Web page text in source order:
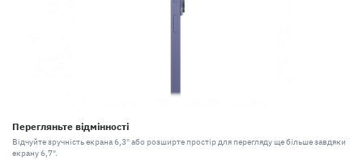
Перегляньте відмінності
Відчуйте зручність екрана 6,3" або розширте простір для перегляду ще більше завдяки
екрану 6,7".